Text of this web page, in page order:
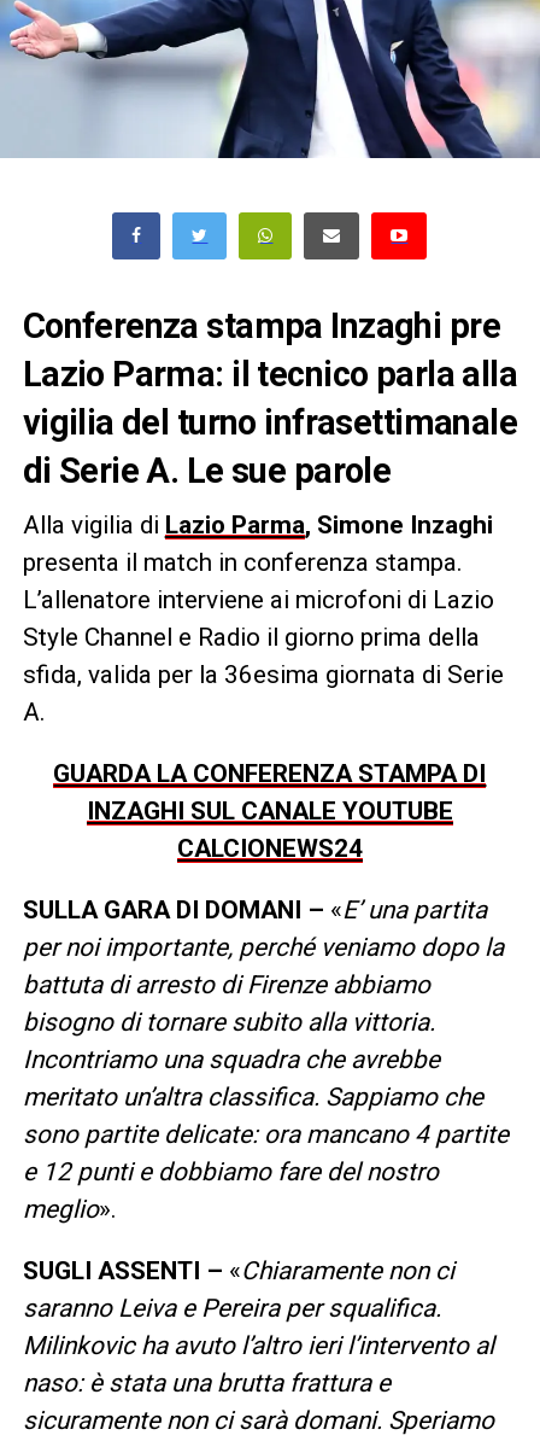
Conferenza stampa Inzaghi pre
Lazio Parma: il tecnico parla alla
vigilia del turno infrasettimanale
di Serie A. Le sue parole
Alla vigilia di Lazio Parma, Simone Inzaghi
presenta il match in conferenza stampa.
L’allenatore interviene ai microfoni di Lazio
Style Channel e Radio il giorno prima della
sfida, valida per la 36esima giornata di Serie
A.
GUARDA LA CONFERENZA STAMPA DI
INZAGHI SUL CANALE YOUTUBE
CALCIONEWS24
SULLA GARA DI DOMANI – «E’ una partita
per noi importante, perché veniamo dopo la
battuta di arresto di Firenze abbiamo
bisogno di tornare subito alla vittoria.
Incontriamo una squadra che avrebbe
meritato un’altra classifica. Sappiamo che
sono partite delicate: ora mancano 4 partite
e 12 punti e dobbiamo fare del nostro
meglio».
SUGLI ASSENTI – «Chiaramente non ci
saranno Leiva e Pereira per squalifica.
Milinkovic ha avuto l’altro ieri l’intervento al
naso: è stata una brutta frattura e
sicuramente non ci sarà domani. Speriamo